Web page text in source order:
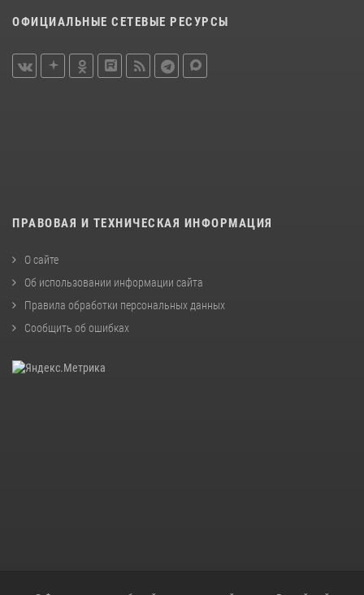
ОФИЦИАЛЬНЫЕ СЕТЕВЫЕ РЕСУРСЫ
ПРАВОВАЯ И ТЕХНИЧЕСКАЯ ИНФОРМАЦИЯ
О сайте
Об использовании информации сайта
Правила обработки персональных данных
Сообщить об ошибках